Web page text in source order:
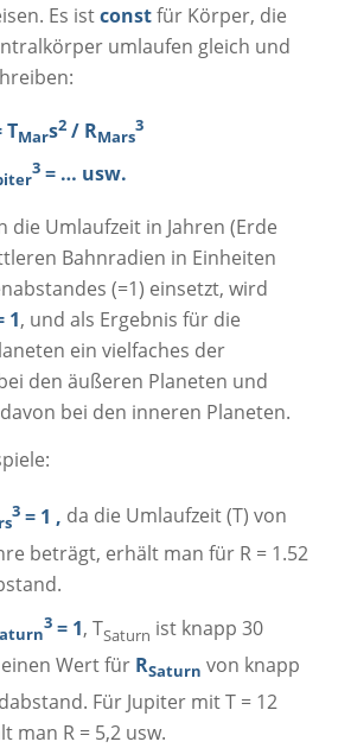
Es istconstfür Körper, die
umlaufen gleich und
TMars2/ RMars
3
3= … usw.
die Umlaufzeit in Jahren (Erde
Bahnradien in Einheiten
(=1) einsetzt, wird
1, und als Ergebnis für die
ein vielfaches der
den äußeren Planeten und
bei den inneren Planeten.
3= 1 , da die Umlaufzeit (T) von
beträgt, erhält man für R = 1.52
3= 1, TSaturn ist knapp 30
Wert für RSaturn von knapp
Für Jupiter mit T = 12
man R = 5,2 usw.